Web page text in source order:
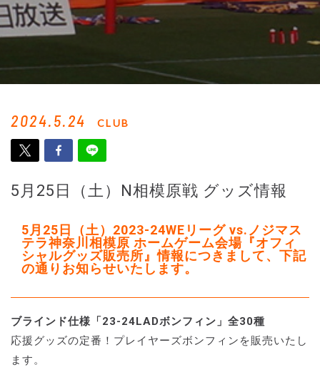
2024.5.24 CLUB
5月25日（土）N相模原戦 グッズ情報
5月25日（土）2023-24WEリーグ vs.ノジマス
テラ神奈川相模原 ホームゲーム会場『オフィ
シャルグッズ販売所』情報につきまして、下記
の通りお知らせいたします。
ブラインド仕様「23-24LADボンフィン」全30種
応援グッズの定番！プレイヤーズボンフィンを販売いたし
ます。